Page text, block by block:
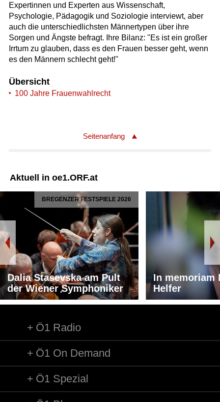
Expertinnen und Experten aus Wissenschaft,
Psychologie, Pädagogik und Soziologie interviewt, aber
auch die unterschiedlichsten Männertypen über ihre
Sorgen und Ängste befragt. Ihre Bilanz: "Es ist ein großer
Irrtum zu glauben, dass es den Frauen besser geht, wenn
es den Männern schlecht geht!"
Übersicht
100 Jahre Frauenwahlrecht
Seitenanfang
Aktuell in oe1.ORF.at
BREGENZER FESTSPIELE 2026
Dalia Stasevska am Pult
der Wiener Symphoniker
In memoriam
Helfer
Ö1 Radio
Ö1 On Demand
Ö1 Spezial